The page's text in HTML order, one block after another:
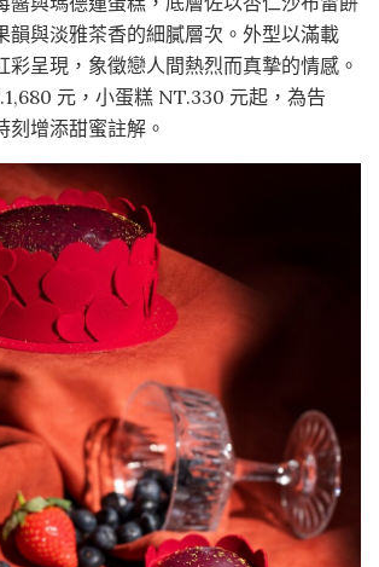
韻與淡雅茶香的細膩層次。外型以滿載
彩呈現，象徵戀人間熱烈而真摯的情感。
元，小蛋糕 NT.330 元起，為告
刻增添甜蜜註解。